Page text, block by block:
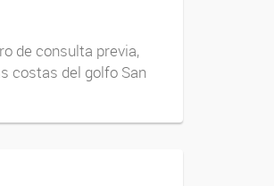
de consulta previa,
costas del golfo San